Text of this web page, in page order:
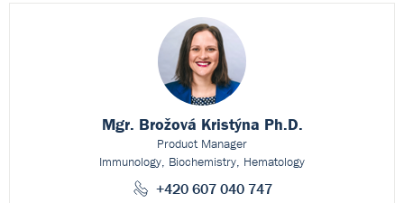
Mgr. Brožová Kristýna Ph.D.
Product Manager
Immunology, Biochemistry, Hematology
+420 607 040 747